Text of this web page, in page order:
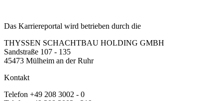
Das Karriereportal wird betrieben durch die
THYSSEN SCHACHTBAU HOLDING GMBH
Sandstraße 107 - 135
45473 Mülheim an der Ruhr
Kontakt
Telefon +49 208 3002 - 0